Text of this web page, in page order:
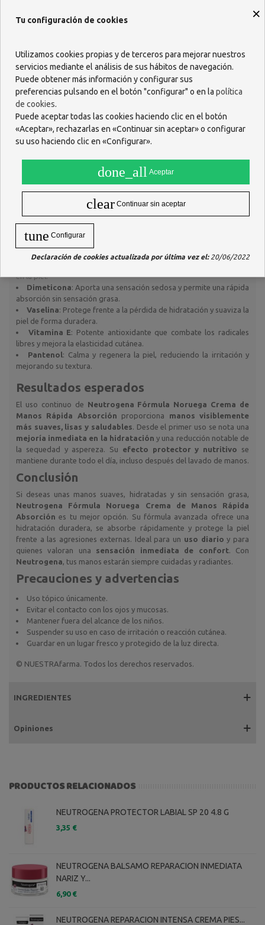
absorba completamente. Gracias a su
hidratación y protección de la piel.
¿Qué beneficios tiene su uso?
Hidratación inmediata y de larga duración
desde la primera
aplicación.
Textura ligeraque se absorbe al instante, sin dejar residuos
grasos.
Protege frente a la sequedadcausada por agentes externos.
Fórmula con antioxidantesque ayuda a prevenir el
envejecimiento prematuro de la piel.
Apta para todo tipo de piel, incluso las más sensibles.
Composición
La composición deNeutrogena Fórmula Noruega Crema de
Manos Rápida Absorción
en la piel.
Dimeticona: Aporta una sensación sedosa y permite una rápida
absorción sin sensación grasa.
Vaselina: Protege frente a la pérdida de hidratación y suaviza la
piel de forma duradera.
Vitamina E: Potente antioxidante que combate los radicales
libres y mejora la elasticidad cutánea.
Pantenol: Calma y regenera la piel, reduciendo la irritación y
mejorando su textura.
Resultados esperados
El uso continuo de Neutrogena Fórmula Noruega Crema de
Manos Rápida Absorción proporciona manos visiblemente
más suaves, lisas y saludables . Desde el primer uso se nota una
mejoría inmediata en la hidratación y una reducción notable de
la sequedad y aspereza. Su efecto protector y nutritivo se
mantiene durante todo el día, incluso después del lavado de manos.
Conclusión
Si deseas unas manos suaves, hidratadas y sin sensación grasa,
Neutrogena Fórmula Noruega Crema de Manos Rápida
Absorción es tu mejor opción. Su fórmula avanzada ofrece una
hidratación duradera, se absorbe rápidamente y protege la piel
frente a las agresiones externas. Ideal para un uso diario y para
quienes valoran una sensación inmediata de confort. Con
Neutrogena , tus manos estarán siempre cuidadas y radiantes.
Precauciones y advertencias
Uso tópico únicamente.
Evitar el contacto con los ojos y mucosas.
Mantener fuera del alcance de los niños.
Suspender su uso en caso de irritación o reacción cutánea.
Guardar en un lugar fresco y protegido de la luz directa.
© NUESTRAfarma. Todos los derechos reservados.
INGREDIENTES
Opiniones
PRODUCTOS RELACIONADOS
NEUTROGENA PROTECTOR LABIAL SP 20 4.8 G
3,35 €
NEUTROGENA BALSAMO REPARACION INMEDIATA
NARIZ Y...
6,90 €
NEUTROGENA REPARACION INTENSA CREMA PIES...
×
Tu configuración de cookies
Utilizamos cookies propias y de terceros para mejorar nuestros
servicios mediante el análisis de sus hábitos de navegación.
Puede obtener más información y configurar sus
preferencias pulsando en el botón "configurar" o en la política
de cookies.
Puede aceptar todas las cookies haciendo clic en el botón
«Aceptar», rechazarlas en «Continuar sin aceptar» o configurar
su uso haciendo clic en «Configurar».
done_all Aceptar
clear Continuar sin aceptar
tune Configurar
Declaración de cookies actualizada por última vez el:20/06/2022